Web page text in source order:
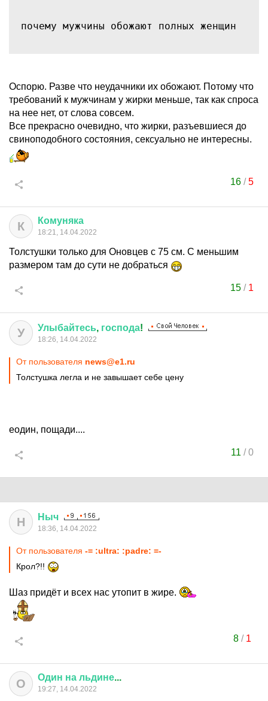
почему мужчины обожают полных женщин
Оспорю. Разве что неудачники их обожают. Потому что
требований к мужчинам у жирки меньше, так как спроса
на нее нет, от слова совсем.
Все прекрасно очевидно, что жирки, разъевшиеся до
свиноподобного состояния, сексуально не интересны.
16 /5
К Комуняка
18:21, 14.04.2022
Толстушки только для Оновцев с 75 см. С меньшим
размером там до сути не добраться
15 / 1
У Улыбайтесь, господа!
18:26, 14.04.2022
От пользователя news@e1.ru
Толстушка легла и не завышает себе цену
еодин, пощади....
11 /0
Н Ныч
18:36, 14.04.2022
От пользователя -= :ultra: :padre: =-
Крол?!!
Шаз придёт и всех нас утопит в жире.
8/ 1
О Один на льдине...
19:27, 14.04.2022